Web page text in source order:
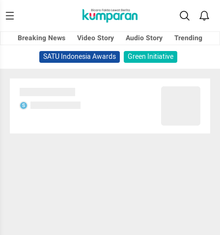
Breaking News Video Story Audio Story
Trending
SATU Indonesia Awards
Green Initiative
S